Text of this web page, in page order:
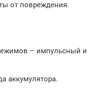
от повреждения.
– импульсный и
аккумулятора.